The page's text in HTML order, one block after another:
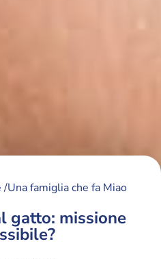
/Una famiglia che fa Miao
gatto: missione